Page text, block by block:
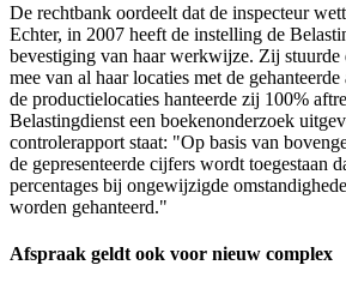
De rechtbank oordeelt dat de inspecteur
Echter, in 2007 heeft de instelling de
bevestiging van haar werkwijze. Zij stuurde
mee van al haar locaties met de
de productielocaties hanteerde zij 100%
Belastingdienst een boekenonderzoek
controlerapport staat: "Op basis van
de gepresenteerde cijfers wordt toegestaan
percentages bij ongewijzigde
worden gehanteerd."
Afspraak geldt ook voor nieuw complex